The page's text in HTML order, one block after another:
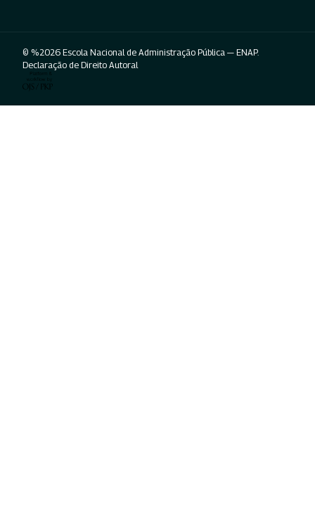
© %2026 Escola Nacional de Administração Pública — ENAP.
Declaração de Direito Autoral